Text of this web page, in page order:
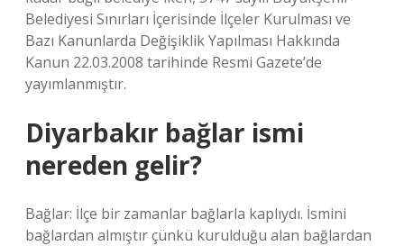
Belediyesi Sınırları İçerisinde İlçeler Kurulması ve
Bazı Kanunlarda Değişiklik Yapılması Hakkında
Kanun 22.03.2008 tarihinde Resmi Gazete’de
yayımlanmıştır.
Diyarbakır bağlar ismi
nereden gelir?
Bağlar: İlçe bir zamanlar bağlarla kaplıydı. İsmini
bağlardan almıştır çünkü kurulduğu alan bağlardan